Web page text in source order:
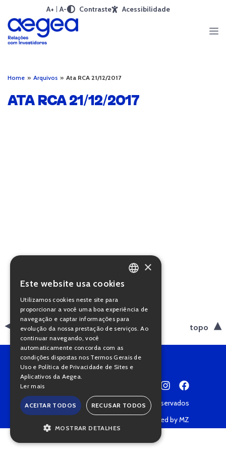
A+ A- Contraste Acessibilidade
Home » Arquivos » Ata RCA 21/12/2017
ATA RCA 21/12/2017
voltar topo
Copyright © 2022 • Todos os direitos reservados
Powered by MZ
PORTUGUESE
×
Este website usa cookies
Utilizamos cookies neste site para
proporcionar a você uma boa experiência de
navegação e captar informações para
evolução da nossa prestação de serviços. Ao
continuar navegando, você
automaticamente concorda com as
condições dispostas nos Termos Gerais de
Uso e Política de Privacidade de Sites e
Aplicativos da Aegea.
Ler mais
ACEITAR TODOS RECUSAR TODOS
MOSTRAR DETALHES